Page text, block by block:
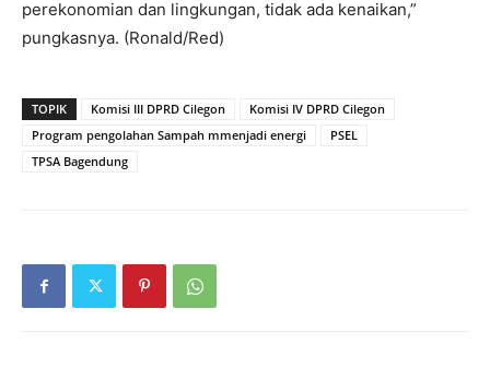
perekonomian dan lingkungan, tidak ada kenaikan,”
pungkasnya. (Ronald/Red)
TOPIK Komisi III DPRD Cilegon
Komisi IV DPRD Cilegon
Program pengolahan Sampah mmenjadi energi
PSEL
TPSA Bagendung